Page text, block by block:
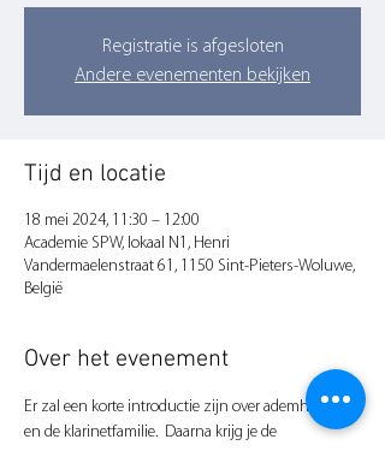
Registratie is afgesloten
Andere evenementen bekijken
Tijd en locatie
18 mei 2024, 11:30 – 12:00
Academie SPW, lokaal N1, Henri
Vandermaelenstraat 61, 1150 Sint-Pieters-Woluwe,
België
Over het evenement
Er zal een korte introductie zijn over ademhaling
en de klarinetfamilie.  Daarna krijg je de